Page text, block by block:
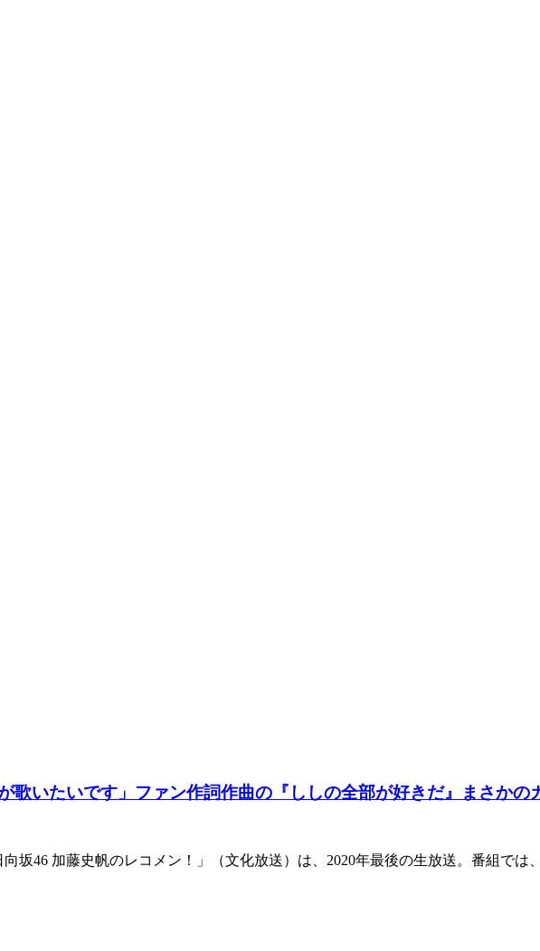
歌いたいです」ファン作詞作曲の『ししの全部が好きだ』まさかの
坂46 加藤史帆のレコメン！」（文化放送）は、2020年最後の生放送。番組で